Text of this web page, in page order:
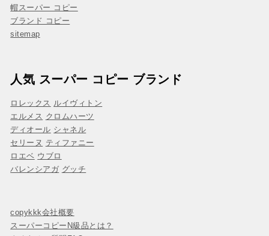
帽スーパー コピー
ブランド コピー
sitemap
人気 スーパー コピー ブランド
ロレックス ルイヴィトン
エルメス クロムハーツ
ディオール シャネル
セリーヌ ティファニー
ロエベ ウブロ
バレンシアガ グッチ
copykkk会社概要
スーパーコピーN級品とは？